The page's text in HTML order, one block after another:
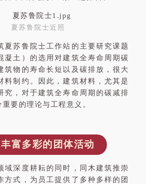
夏苏鲁院士近照
夏苏鲁院士工作站的主要研究课题
凝土）的选用对建筑全寿命周期碳
筑物的寿命长短以及碳排放，很大
料制约。因此，建筑材料，尤其是
究，对于建筑全寿命周期的碳减排
要的理论与工程意义。
丰富多彩的团体活动
域深度耕耘的同时，同木建筑推崇
方式，为员工提供了多种多样的团